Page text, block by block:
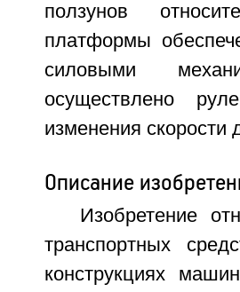
ползунов
платформы
силовыми
осуществлено
изменения
Описание
Изобретение
транспортных
конструкциях